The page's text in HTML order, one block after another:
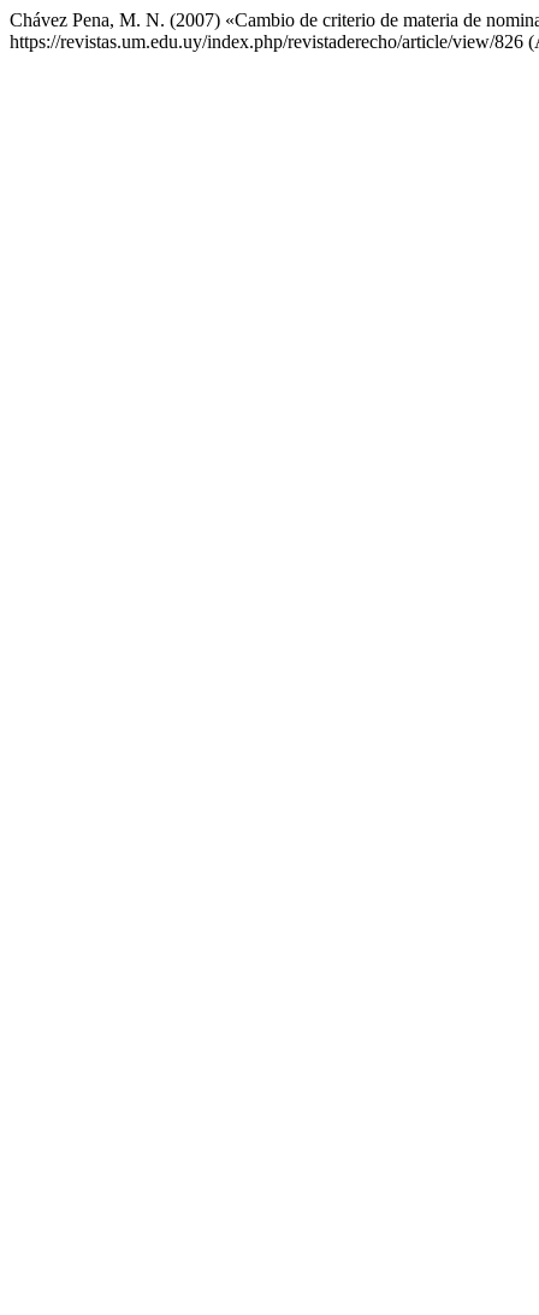
Chávez Pena, M. N. (2007) «Cambio de criterio de materia de
https://revistas.um.edu.uy/index.php/revistaderecho/article/view/826